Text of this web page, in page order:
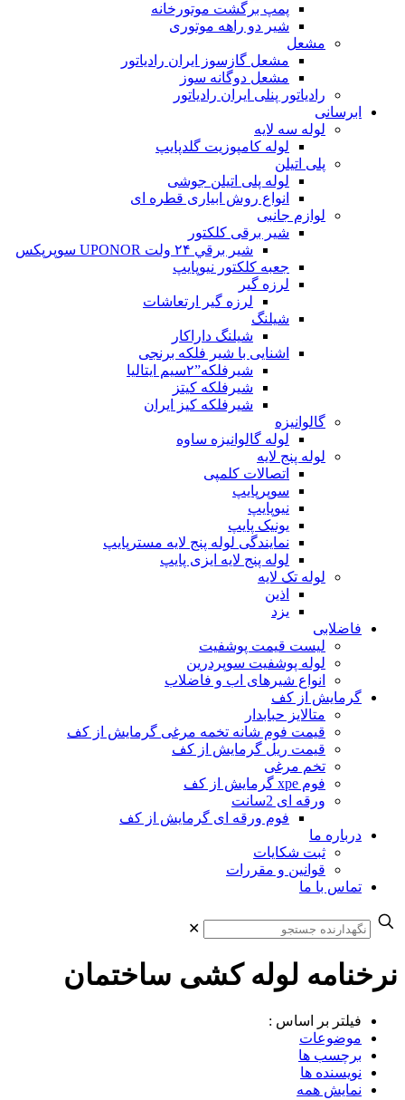
پمپ برگشت موتورخانه
شیر دو راهه موتوری
مشعل
مشعل گازسوز ایران رادیاتور
مشعل دوگانه سوز
رادیاتور پنلی ایران رادیاتور
ابرسانی
لوله سه لایه
لوله کامپوزیت گلدپایپ
پلی اتیلن
لوله پلی اتیلن جوشی
انواع روش ابیاری قطره ای
لوازم جانبی
شیر برقی کلکتور
شير برقي ۲۴ ولت UPONOR سوپرپکس
جعبه کلکتور نیوپایپ
لرزه گیر
لرزه گیر ارتعاشات
شیلنگ
شیلنگ داراکار
اشنایی با شیر فلکه برنجی
شیرفلکه”۲سیم ایتالیا
شیرفلکه کیتز
شیرفلکه کیز ایران
گالوانیزه
لوله گالوانیزه ساوه
لوله پنج لایه
اتصالات کلمپی
سوپرپایپ
نیوپایپ
یونیک پایپ
نمایندگی لوله پنج لایه مسترپایپ
لوله پنج لایه ایزی پایپ
لوله تک لایه
اذین
یزد
فاضلابی
لیست قیمت پوشفیت
لوله پوشفیت سوپردرین
انواع شیرهای اب و فاضلاب
گرمایش از کف
متالایز حبابدار
قیمت فوم شانه تخمه مرغی گرمایش از کف
قیمت ریل گرمایش از کف
تخم مرغی
فوم xpe گرمایش از کف
ورقه ای 2سانت
فوم ورقه ای گرمایش از کف
درباره ما
ثبت شکایات
قوانین و مقررات
تماس با ما
✕
نرخنامه لوله کشی ساختمان
فیلتر بر اساس :
موضوعات
برچسب ها
نویسنده ها
نمایش همه